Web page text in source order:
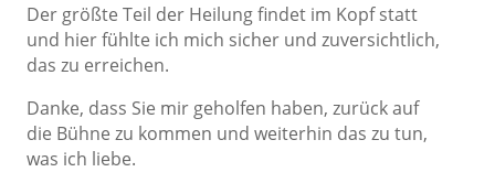
Der größte Teil der Heilung findet im Kopf statt
und hier fühlte ich mich sicher und zuversichtlich,
das zu erreichen.
Danke, dass Sie mir geholfen haben, zurück auf
die Bühne zu kommen und weiterhin das zu tun,
was ich liebe.